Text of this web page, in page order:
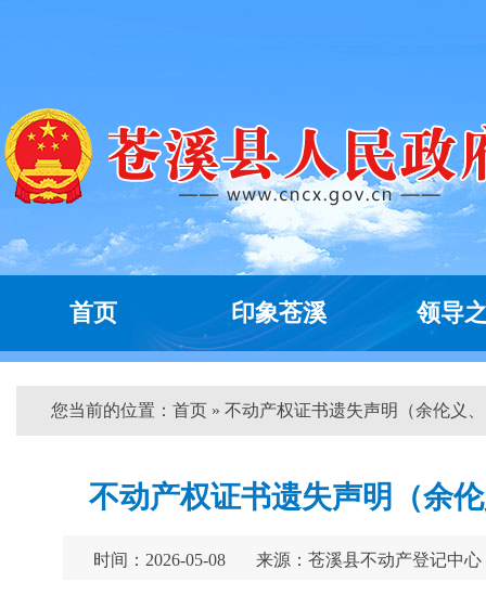
首页 印象苍溪 领导
您当前的位置： 首页 » 不动产权证书遗失声明（余伦义
不动产权证书遗失声明（余
时间：2026-05-08 来源：苍溪县不动产登记中心